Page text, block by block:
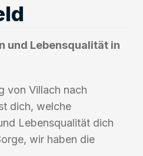
und Lebensqualität in
von Villach nach
dich, welche
Lebensqualität dich
wir haben die